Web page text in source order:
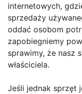
internetowych,
sprzedaży
oddać osobom
zapobiegniemy
sprawimy, że nasz
właściciela.
Jeśli jednak sprzęt